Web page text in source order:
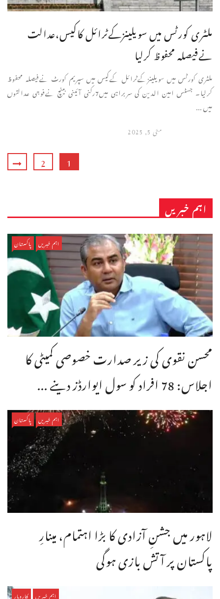
ملٹری کورٹس میں سویلینزکےٹرائل کاکیس،عدالت
نےفیصلہ محفوظ کرلیا
ملٹری کورٹس میں سویلینزکےٹرائل کےکیس میں سپریم کورٹ نےفیصلہ محفوظ
کرلیا۔ جسٹس امین الدین کی سربراہی میں7رکنی آئینی بینچ نےفوجی عدالتوں
میں ...
مئی 5, 2025
1
2
اہم خبریں
اہم خبریں پاکستان
محسن نقوی کی زیر صدارت خصوصی کمیٹی کا
اجلاس: 78 افراد کو سول ایوارڈز دینے ...
اہم خبریں پاکستان
لاہور میں جشنِ آزادی کا بڑا اہتمام، مینارِ
پاکستان پر آتش بازی ہوگی
اہم خبریں کاروبار